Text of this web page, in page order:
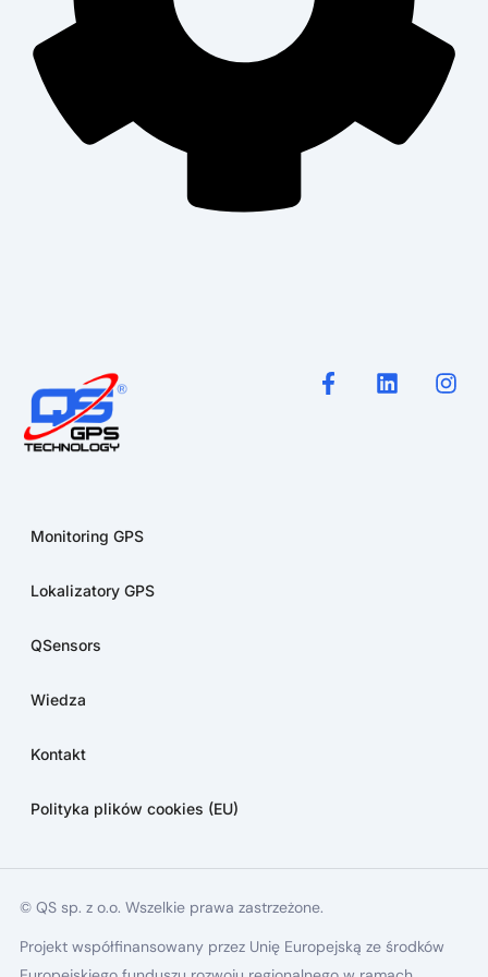
Monitoring GPS
Lokalizatory GPS
QSensors
Wiedza
Kontakt
Polityka plików cookies (EU)
© QS sp. z o.o. Wszelkie prawa zastrzeżone.
Projekt współfinansowany przez Unię Europejską ze środków